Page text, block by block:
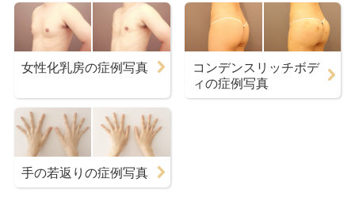
女性化乳房の症例写真
コンデンスリッチボデ
ィの症例写真
手の若返りの症例写真